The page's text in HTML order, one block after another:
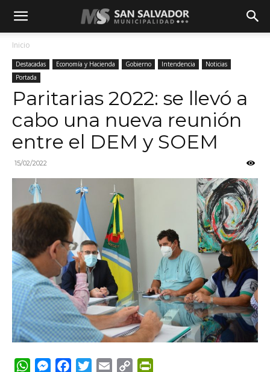
Inicio
Destacadas Economía y Hacienda Gobierno Intendencia
Noticias
Portada
Paritarias 2022: se llevó a
cabo una nueva reunión
entre el DEM y SOEM
15/02/2022
WhatsApp
Messenger
FacebookTwitterEmail Copy